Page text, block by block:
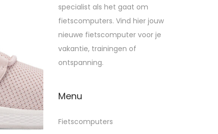
specialist als het gaat om
fietscomputers. Vind hier jouw
nieuwe fietscomputer voor je
vakantie, trainingen of
ontspanning.
Menu
Fietscomputers